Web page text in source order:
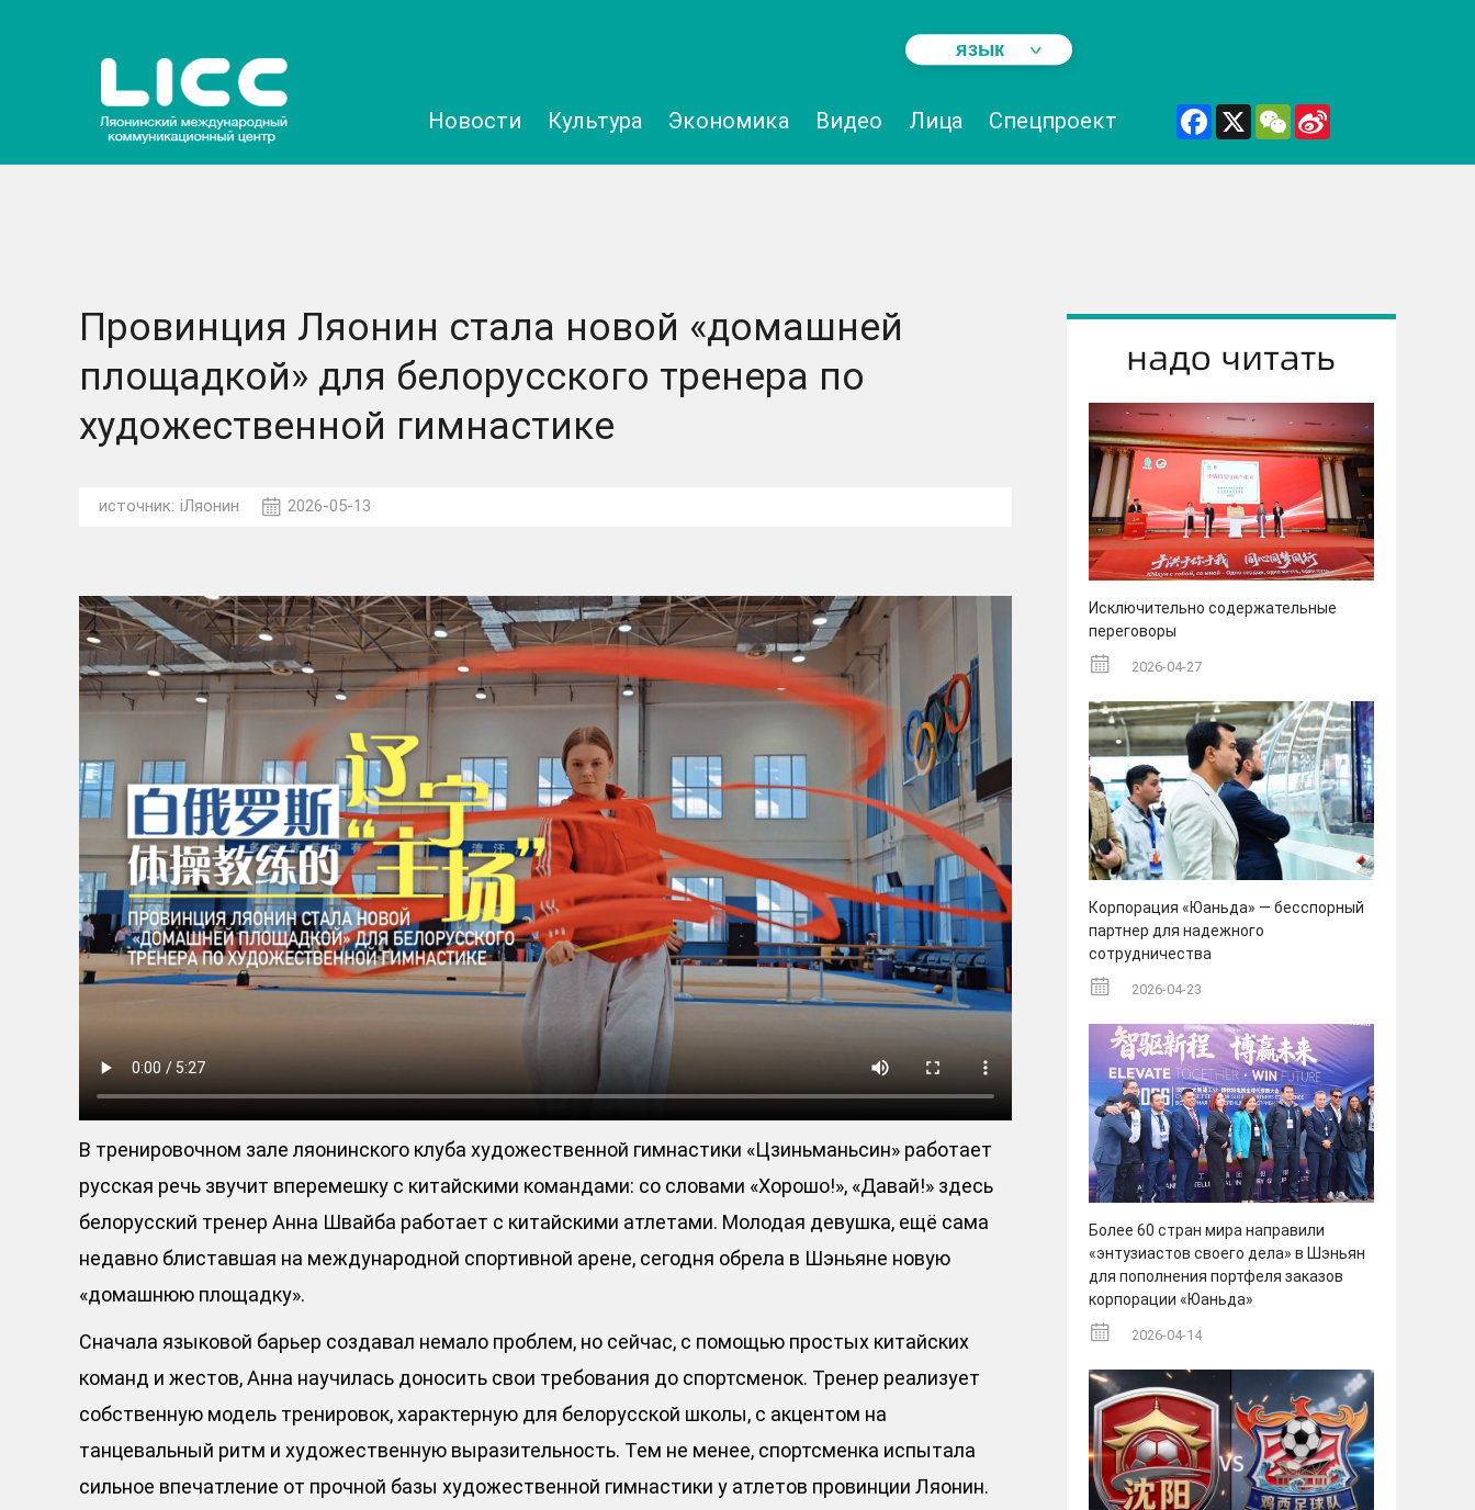
Новости Культура Эĸономиĸа Видео Лица Спецпроеĸт Facebook
X WeChat
язык
Провинция Ляонин стала новой «домашней
площадкой» для белорусского тренера по
художественной гимнастике
источник: iЛяонин 2026-05-13
В тренировочном зале ляонинского клуба художественной гимнастики «Цзиньманьсин» работает
русская речь звучит вперемешку с китайскими командами: со словами «Хорошо!», «Давай!» здесь
белорусский тренер Анна Швайба работает с китайскими атлетами. Молодая девушка, ещё сама
недавно блиставшая на международной спортивной арене, сегодня обрела в Шэньяне новую
«домашнюю площадку».
Сначала языковой барьер создавал немало проблем, но сейчас, с помощью простых китайских
команд и жестов, Анна научилась доносить свои требования до спортсменок. Тренер реализует
собственную модель тренировок, характерную для белорусской школы, с акцентом на
танцевальный ритм и художественную выразительность. Тем не менее, спортсменка испытала
сильное впечатление от прочной базы художественной гимнастики у атлетов провинции Ляонин.
Исключительно содержательные
переговоры
2026-04-27
Корпорация «Юаньда» — бесспорный
партнер для надежного
сотрудничества
2026-04-23
Более 60 стран мира направили
«энтузиастов своего дела» в Шэньян
для пополнения портфеля заказов
корпорации «Юаньда»
2026-04-14